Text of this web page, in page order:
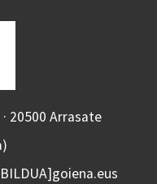
20500 Arrasate